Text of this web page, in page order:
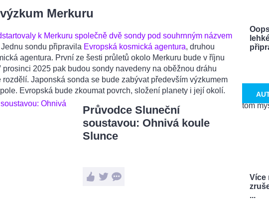
Merkuru
k Merkuru společně dvě sondy pod souhrnným názvem
Jednu sondu připravila Evropská kosmická agentura, druhou
agentura. První ze šesti průletů okolo Merkuru bude v říjnu
prosinci 2025 pak budou sondy navedeny na oběžnou dráhu
rozdělí. Japonská sonda se bude zabývat především výzkumem
Evropská bude zkoumat povrch, složení planety i její okolí.
Průvodce Sluneční
soustavou: Ohnivá koule
Slunce
Více
...